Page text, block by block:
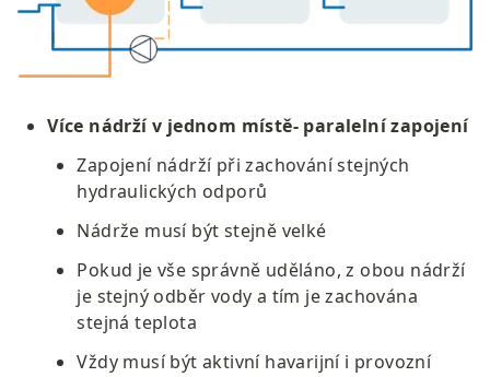
Více nádrží v jednom místě- paralelní zapojení
Zapojení nádrží při zachování stejných
hydraulických odporů
Nádrže musí být stejně velké
Pokud je vše správně uděláno, z obou nádrží
je stejný odběr vody a tím je zachována
stejná teplota
Vždy musí být aktivní havarijní i provozní